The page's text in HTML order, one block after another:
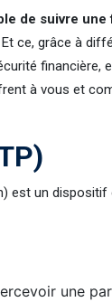
de suivre une
ce, grâce à
financière,
à vous et
est un dispositif
une